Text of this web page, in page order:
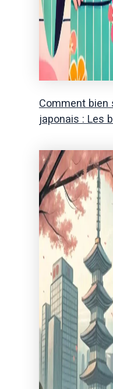
Comment bien
japonais : Les